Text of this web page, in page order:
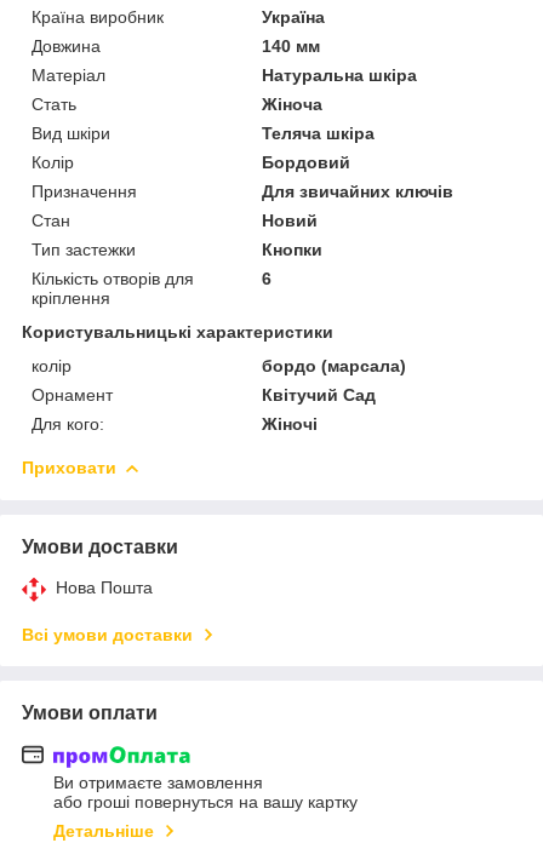
Країна виробник
Україна
Довжина
140 мм
Матеріал
Натуральна шкіра
Стать
Жіноча
Вид шкіри
Теляча шкіра
Колір
Бордовий
Призначення
Для звичайних ключів
Стан
Новий
Тип застежки
Кнопки
Кількість отворів для
кріплення
6
Користувальницькі характеристики
колір
бордо (марсала)
Орнамент
Квітучий Сад
Для кого:
Жіночі
Приховати
Умови доставки
Нова Пошта
Всі умови доставки
Умови оплати
Ви отримаєте замовлення
або гроші повернуться на вашу картку
Детальніше